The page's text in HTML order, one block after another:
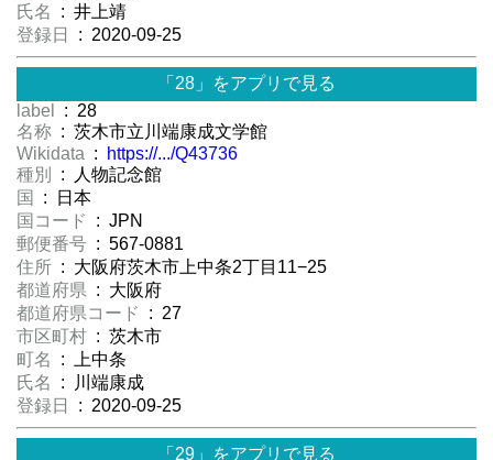
氏名
: 井上靖
登録日
: 2020-09-25
「28」をアプリで見る
label
: 28
名称 : 茨木市立川端康成文学館
Wikidata :
https://.../Q43736
種別
: 人物記念館
国
: 日本
国コード
: JPN
郵便番号 : 567-0881
住所 : 大阪府茨木市上中条2丁目11−25
都道府県 : 大阪府
都道府県コード
: 27
市区町村 : 茨木市
町名
: 上中条
氏名
: 川端康成
登録日
: 2020-09-25
「29」をアプリで見る